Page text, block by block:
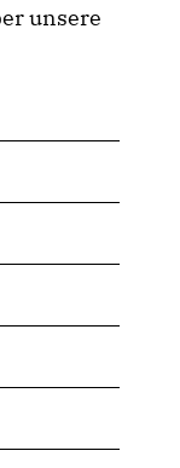
unsere